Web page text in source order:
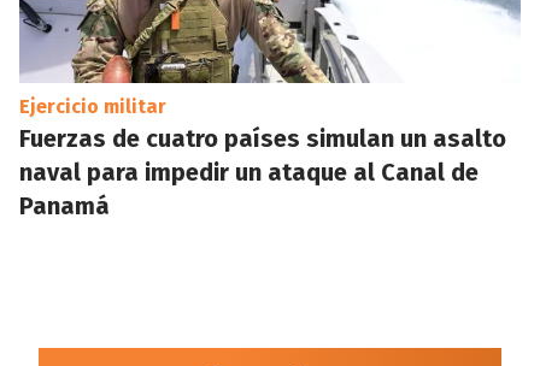
Ejercicio militar
Fuerzas de cuatro países simulan un asalto
naval para impedir un ataque al Canal de
Panamá